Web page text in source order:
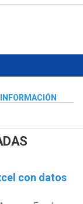
con datos